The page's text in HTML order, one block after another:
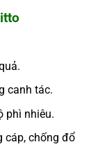
canh tác.
phì nhiêu.
cáp, chống đổ